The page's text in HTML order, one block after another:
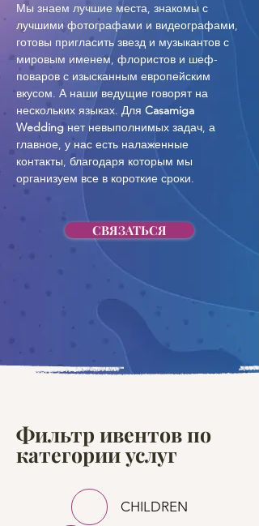
Мы знаем лучшие места, знакомы с
лучшими фотографами и видеографами,
готовы пригласить звезд и музыкантов с
мировым именем, флористов и шеф-
поваров с изысканным европейским
вкусом. А наши ведущие говорят на
нескольких языках. Для Casamiga
Wedding нет невыполнимых задач, а
главное, у нас есть налаженные
контакты, благодаря которым мы
организуем все в короткие сроки.
СВЯЗАТЬСЯ
Фильтр ивентов по
категории услуг
CHILDREN